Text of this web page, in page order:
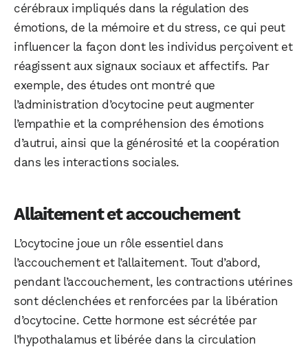
cérébraux impliqués dans la régulation des
émotions, de la mémoire et du stress, ce qui peut
influencer la façon dont les individus perçoivent et
réagissent aux signaux sociaux et affectifs. Par
exemple, des études ont montré que
l’administration d’ocytocine peut augmenter
l’empathie et la compréhension des émotions
d’autrui, ainsi que la générosité et la coopération
dans les interactions sociales.
Allaitement et accouchement
L’ocytocine joue un rôle essentiel dans
l’accouchement et l’allaitement. Tout d’abord,
pendant l’accouchement, les contractions utérines
sont déclenchées et renforcées par la libération
d’ocytocine. Cette hormone est sécrétée par
l’hypothalamus et libérée dans la circulation